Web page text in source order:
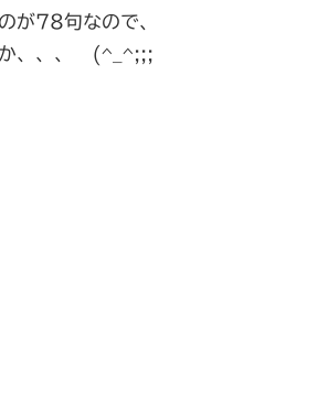
が78句なので、
か、、、 (^_^;;;